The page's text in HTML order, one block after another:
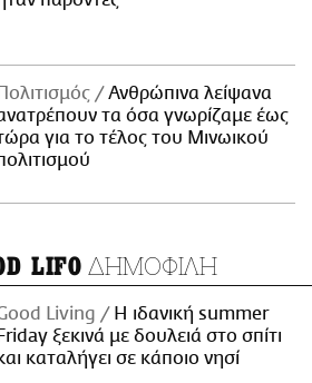
Πολιτισμός
Ανθρώπινα λείψανα
τα όσα γνωρίζαμε έως
για το τέλος του Μινωικού
LIFO ΔΗΜΟΦΙΛΗ
Living
Η ιδανική summer
Friday ξεκινά με δουλειά στο σπίτι
καταλήγει σε κάποιο νησί